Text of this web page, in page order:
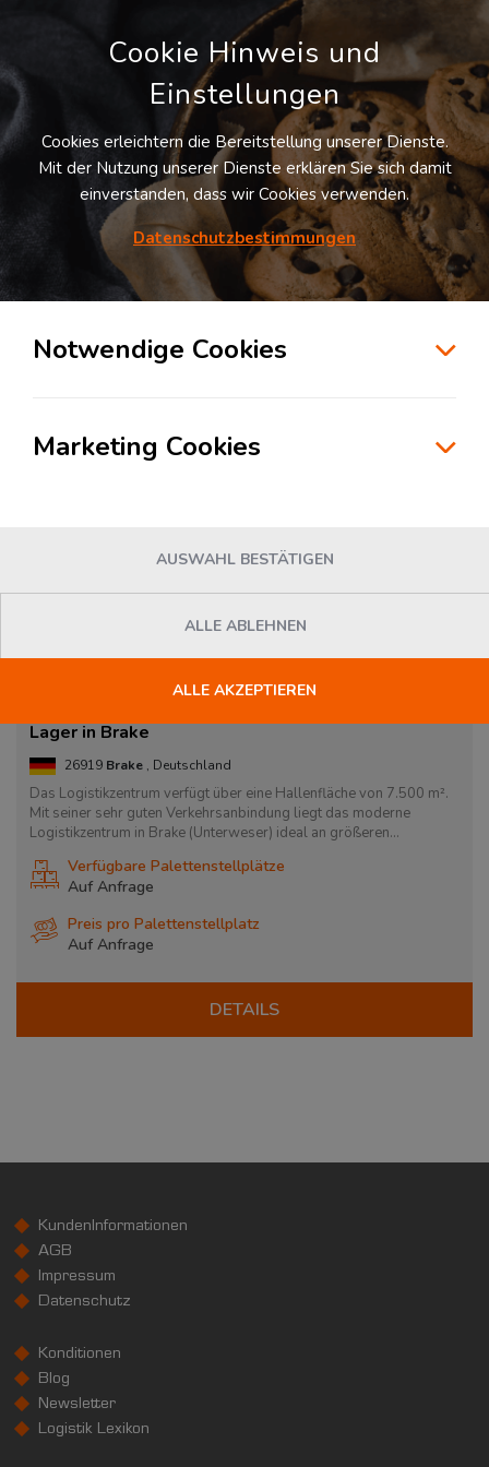
LOGIVISOR SUCHE
Lagerflächen in Brake
Lager in Brake
26919 Brake , Deutschland
Das Logistikzentrum verfügt über eine Hallenfläche von 7.500 m².
Mit seiner sehr guten Verkehrsanbindung liegt das moderne
Logistikzentrum in Brake (Unterweser) ideal an größeren...
Verfügbare Palettenstellplätze
Auf Anfrage
Preis pro Palettenstellplatz
Auf Anfrage
DETAILS
KundenInformationen
AGB
Impressum
Datenschutz
Konditionen
Blog
Newsletter
Logistik Lexikon
Cookie Hinweis und
Einstellungen
Cookies erleichtern die Bereitstellung unserer Dienste.
Mit der Nutzung unserer Dienste erklären Sie sich damit
einverstanden, dass wir Cookies verwenden.
Datenschutzbestimmungen
Notwendige Cookies
Marketing Cookies
AUSWAHL BESTÄTIGEN
ALLE ABLEHNEN
ALLE AKZEPTIEREN